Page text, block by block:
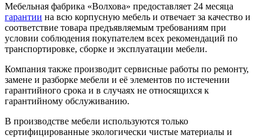
Мебельная фабрика «Волхова» предоставляет 24 месяца
гарантии на всю корпусную мебель и отвечает за качество и
соответствие товара предъяв­ляе­мым требованиям при
условии соблюдения покупателем всех рекомендаций по
транспорти­ровке, сборке и эксплуатации мебели.
Компания также производит сервисные работы по ремонту,
замене и разборке мебели и её элементов по истечении
гарантийного срока и в случаях не относящихся к
гарантийному обслуживанию.
В производстве мебели используются только
сертифицированные экологически чистые материалы и